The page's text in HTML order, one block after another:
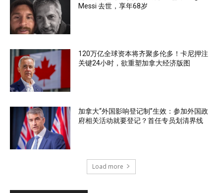
Messi 去世，享年68岁
120万亿全球资本将齐聚多伦多！卡尼押注
关键24小时，欲重塑加拿大经济版图
加拿大“外国影响登记制”生效：参加外国政
府相关活动就要登记？首任专员划清界线
Load more